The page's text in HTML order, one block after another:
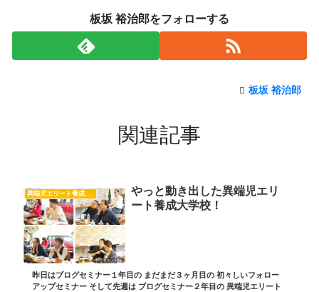
板坂 裕治郎をフォローする
板坂 裕治郎
関連記事
異端児エリート養成大学校
やっと動き出した異端児エリ
ート養成大学校！
昨日はブログセミナー１年目の まだまだ３ヶ月目の 初々しいフォロー
アップセミナー そして先週は ブログセミナー２年目の 異端児エリート